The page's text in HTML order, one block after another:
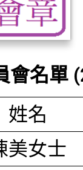
會名單
姓名
美女士